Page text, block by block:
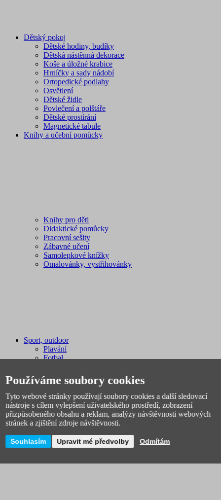
Dětský pokoj
Dětské hodiny, budíky
Dětská nástěnná dekorace
Koše a úložné krabice
Hrníčky a sady nádobí
Ortopedické podlahy
Osvětlení
Dětské židle
Povlečení a polštáře
Dětské prostírání
Magnetické tabule
Knihy a učební pomůcky
Knihy pro děti
Didaktické pomůcky
Pracovní sešity
Zábavné učení
Samolepkové knížky
Omalovánky, vystřihovánky
Sport, outdoor
Plavání
Fotbal
Míče
Pálky, rakety, hokejky
Sáňky, boby
Sportovní potřeby
Švihadla, obruče
Licenční zboží
Novinky
Používáme soubory cookies
Tyto webové stránky používají soubory cookies a další sledovací
nástroje s cílem vylepšení uživatelského prostředí, zobrazení
přizpůsobeného obsahu a reklam, analýzy návštěvnosti webových
stránek a zjištění zdroje návštěvnosti.
Souhlasím Upravit mé předvolby Odmítám